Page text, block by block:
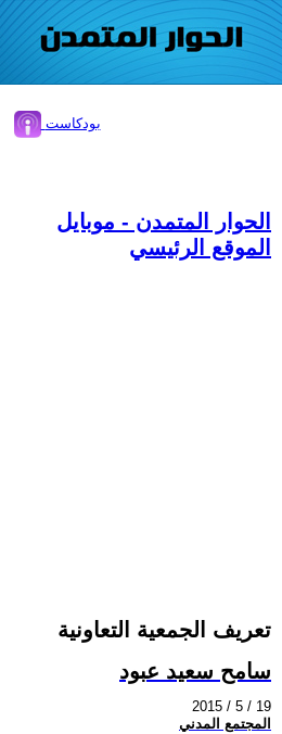
بودكاست
الحوار المتمدن - موبايل
الموقع الرئيسي
تعريف الجمعية التعاونية
سامح سعيد عبود
2015 / 5 / 19
المجتمع المدني